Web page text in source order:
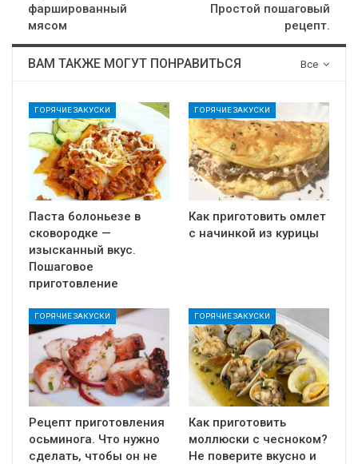
фаршированный
мясом
Простой пошаговый
рецепт.
Все
ВАМ ТАКЖЕ МОГУТ ПОНРАВИТЬСЯ
ГОРЯЧИЕ ЗАКУСКИ
Паста болоньезе в
сковородке —
изысканный вкус.
Пошаговое
приготовление
ГОРЯЧИЕ ЗАКУСКИ
Как приготовить омлет
с начинкой из курицы
ГОРЯЧИЕ ЗАКУСКИ
Рецепт приготовления
осьминога. Что нужно
сделать, чтобы он не
ГОРЯЧИЕ ЗАКУСКИ
Как приготовить
моллюски с чесноком?
Не поверите вкусно и